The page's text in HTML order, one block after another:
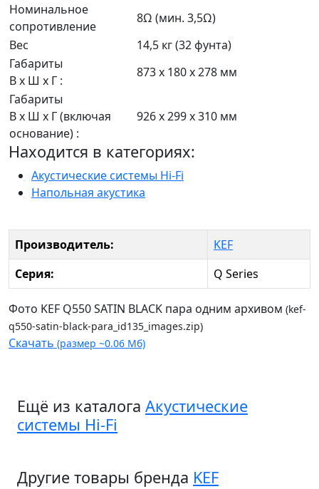
Номинальное
сопротивление
8Ω (мин. 3,5Ω)
Вес
14,5 кг (32 фунта)
Габариты
В x Ш x Г :
873 x 180 x 278 мм
Габариты
В x Ш x Г (включая
основание) :
926 x 299 x 310 мм
Находится в категориях:
Акустические системы Hi-Fi
Напольная акустика
Производитель:
KEF
Серия:
Q Series
Фото KEF Q550 SATIN BLACK пара одним архивом (kef-
q550-satin-black-para_id135_images.zip)
Скачать (размер ~0.06 Мб)
Ещё из каталога Акустические
системы Hi-Fi
Другие товары бренда KEF